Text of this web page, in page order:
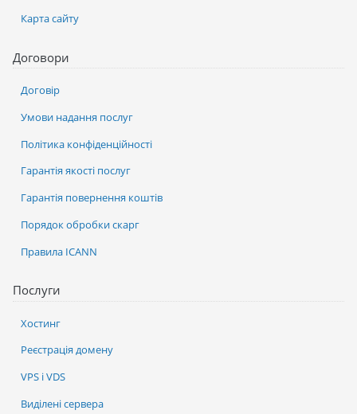
Послуги
Хостинг
Реєстрація домену
VPS і VDS
Виділені сервера
Карта сайту
Договори
Договір
Умови надання послуг
Політика конфіденційності
Гарантія якості послуг
Гарантія повернення коштів
Порядок обробки скарг
Правила ICANN